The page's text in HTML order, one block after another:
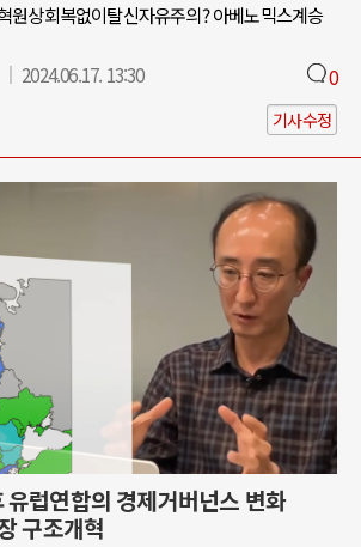
상회복없이탈신자유주의? 아베노믹스계승
2024.06.17. 13:30 0
기사수정
럽연합의 경제거버넌스 변화
구조개혁